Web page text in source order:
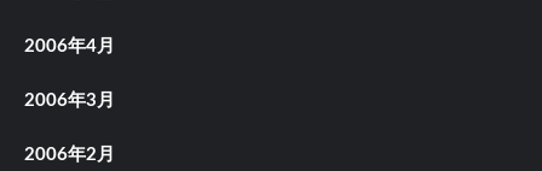
2006年4月
2006年3月
2006年2月